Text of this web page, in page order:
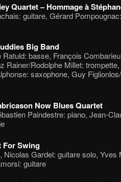
Quartet – Hommage à
guitare, Gérard
Big Band
basse, François
Rainer/Rodolphe Millet:
saxophone, Guy
Now Blues Quartet
Paindestre: piano, Jean-
For Swing
Gardel: guitare solo, Yves
guitare